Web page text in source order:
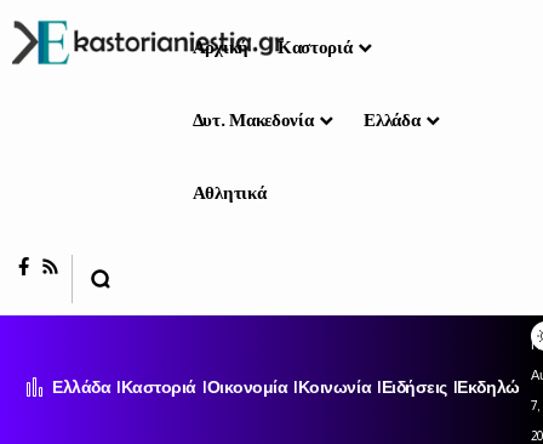
Αρχική Καστοριά
Δυτ. Μακεδονία Ελλάδα
Αθλητικά
Ελλάδα Καστοριά Οικονομία Κοινωνία Ειδήσεις
7,